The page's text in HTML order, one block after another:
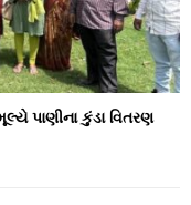
પાણીના કુંડા વિતરણ